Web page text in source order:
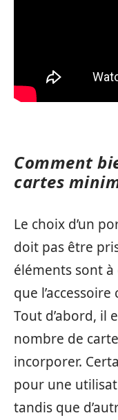
Comment
cartes
Le choix d’un
doit pas être
éléments sont à
que
Tout d’abord, il
nombre de
incorporer.
pour une
tandis que